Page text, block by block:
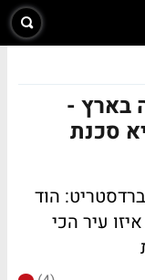
בארץ -
סכנת
הוד
עיר הכי